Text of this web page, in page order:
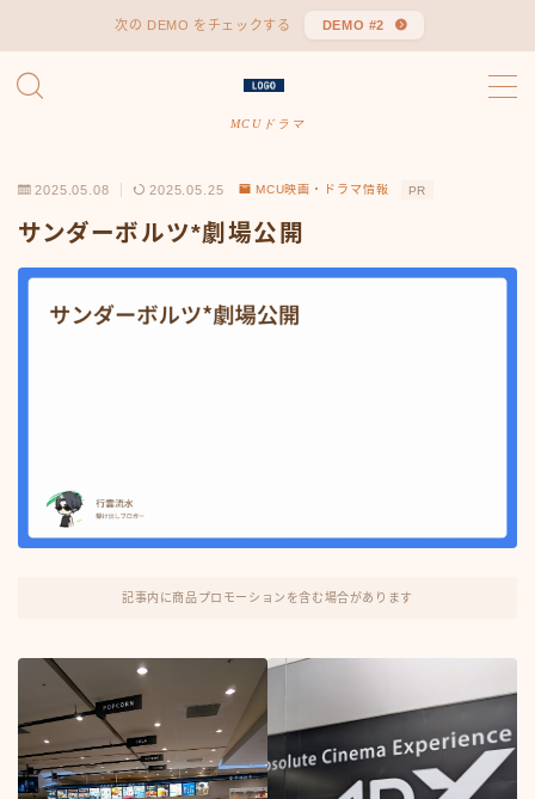
次の DEMO をチェックする DEMO #2
MCUドラマ
MENU
人気記事
福岡県のはなたび
運営者情報
2025.05.08 2025.05.25 MCU映画・ドラマ情報 PR
サンダーボルツ*劇場公開
記事内に商品プロモーションを含む場合があります